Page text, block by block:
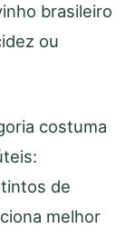
brasileiro
ou
costuma
de
melhor